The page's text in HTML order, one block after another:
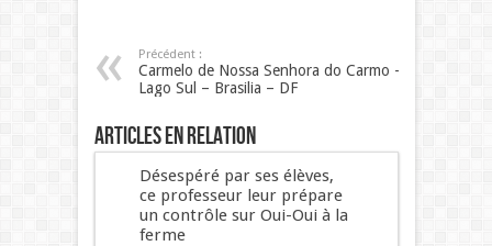
Précédent :
Carmelo de Nossa Senhora do Carmo –
Lago Sul – Brasilia – DF
Articles en relation
Désespéré par ses élèves,
ce professeur leur prépare
un contrôle sur Oui-Oui à la
ferme